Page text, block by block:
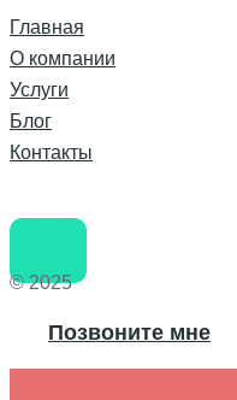
Главная
О компании
Услуги
Блог
Контакты
© 2025
Позвоните мне